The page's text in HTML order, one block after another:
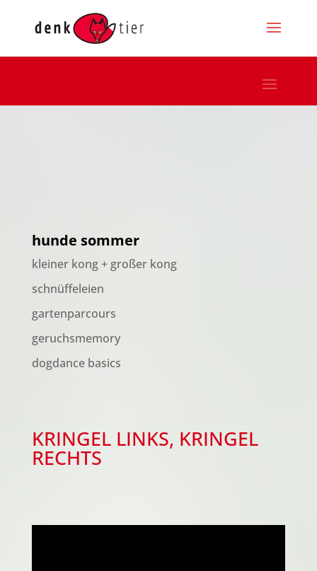
hunde sommer
kleiner kong + großer kong
schnüffeleien
gartenparcours
geruchsmemory
dogdance basics
KRINGEL LINKS, KRINGEL
RECHTS